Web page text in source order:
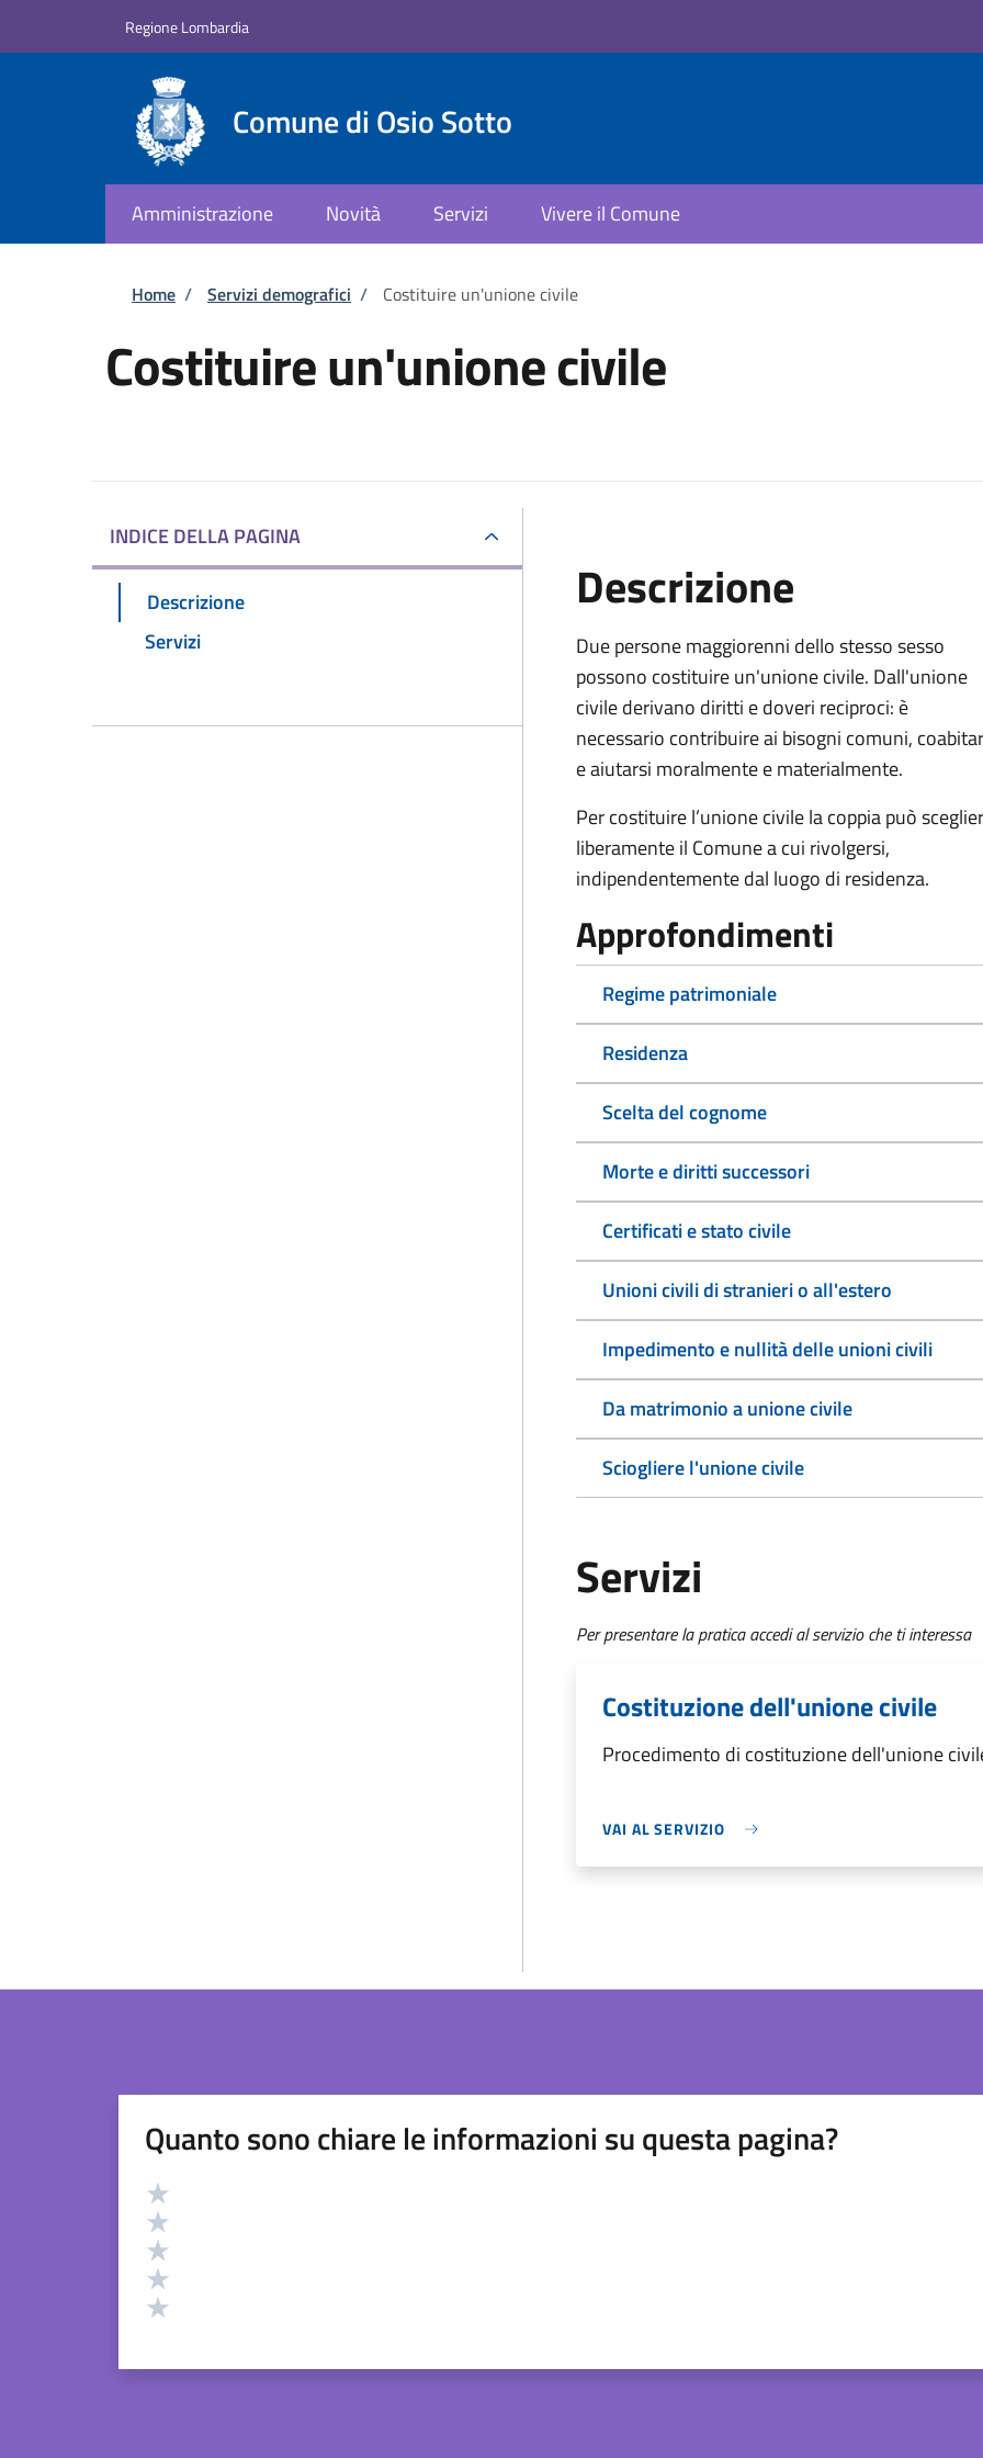
Regione Lombardia
Comune di Osio Sotto
Amministrazione Novità Servizi Vivere il Comune
Briciole di pane
Home / Servizi demografici / Costituire un'unione civile
Costituire un'unione civile
INDICE DELLA PAGINA
Descrizione
Servizi
Descrizione
Due persone maggiorenni dello stesso sesso
possono costituire un'unione civile. Dall'unione
civile derivano diritti e doveri reciproci: è
necessario contribuire ai bisogni comuni,
e aiutarsi moralmente e materialmente.
Per costituire l’unione civile la coppia può
liberamente il Comune a cui rivolgersi,
indipendentemente dal luogo di residenza.
Approfondimenti
Regime patrimoniale
Residenza
Scelta del cognome
Morte e diritti successori
Certificati e stato civile
Unioni civili di stranieri o all'estero
Impedimento e nullità delle unioni civili
Da matrimonio a unione civile
Sciogliere l'unione civile
Servizi
Per presentare la pratica accedi al servizio che ti interessa
Costituzione dell'unione civile
Procedimento di costituzione dell'unione
VAI AL SERVIZIO
Quanto sono chiare le informazioni su questa pagina?
Valutazione